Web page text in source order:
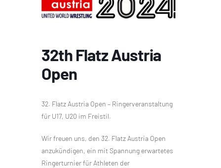
32th Flatz Austria
Open
32. Flatz Austria Open – Ringerveranstaltung
für U17, U20 im Freistil.
Wir freuen uns, den 32. Flatz Austria Open
anzukündigen, ein mit Spannung erwartetes
Ringerturnier für Athleten der